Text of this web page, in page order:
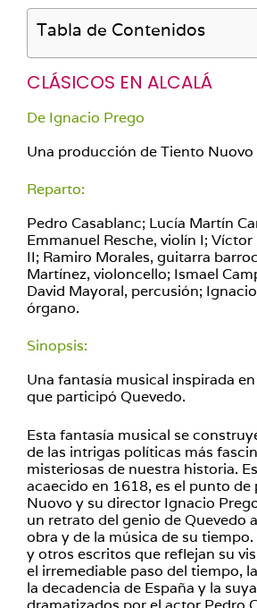
Tabla de Contenidos
CLÁSICOS EN ALCALÁ
De Ignacio Prego
Una producción de Tiento
Reparto:
Pedro Casablanc; Lucía Martín
Emmanuel Resche, violín I;
II; Ramiro Morales, guitarra
Martínez, violoncello; Ismael
David Mayoral, percusión;
órgano.
Sinopsis:
Una fantasía musical inspirada
que participó Quevedo.
Esta fantasía musical se
de las intrigas políticas más
misteriosas de nuestra historia.
acaecido en 1618, es el punto de
Nuovo y su director Ignacio
un retrato del genio de Quevedo
obra y de la música de su
y otros escritos que reflejan su
el irremediable paso del tiempo,
la decadencia de España y la